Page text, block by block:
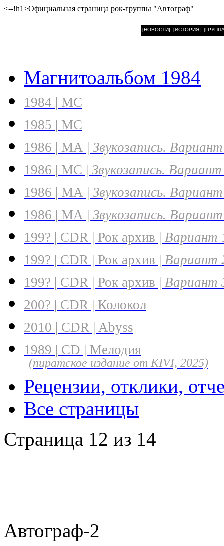
<--!h1>Официальная страница рок-группы "Автограф"
[НОВОСТИ] [ИСТОРИЯ]
Магнитоальбом 1984
1984 | MC
1985 | MC
1986 | МА | Звукозапись.
1986 | MC | Звукозапись.
1986 | МА | Звукозапись.
1986 | МА | Звукозапись.
199? | CDR | Рок архив | Вариант
199? | CDR | Рок архив | Вариант
199? | CDR | Рок архив | Вариант
200? | CDR | Колокол
2010 | CDR | Abyss
1989 | CD | Мелодия
(пиратское издание от KIVI, 2025)
Рецензии, отклики,
Все страницы
Страница 12 из 14
Автограф-2